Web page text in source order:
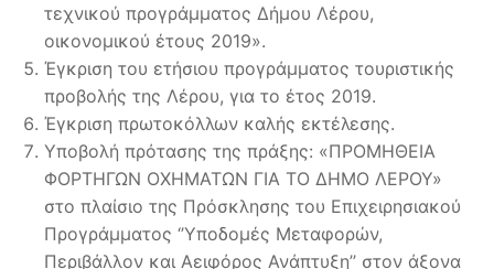
τεχνικού προγράμματος Δήμου Λέρου,
οικονομικού έτους 2019».
Έγκριση του ετήσιου προγράμματος τουριστικής
προβολής της Λέρου, για το έτος 2019.
Έγκριση πρωτοκόλλων καλής εκτέλεσης.
Υποβολή πρότασης της πράξης: «ΠΡΟΜΗΘΕΙΑ
ΦΟΡΤΗΓΩΝ ΟΧΗΜΑΤΩΝ ΓΙΑ ΤΟ ΔΗΜΟ ΛΕΡΟΥ»
στο πλαίσιο της Πρόσκλησης του Επιχειρησιακού
Προγράμματος ‘’Υποδομές Μεταφορών,
Περιβάλλον και Αειφόρος Ανάπτυξη’’ στον άξονα